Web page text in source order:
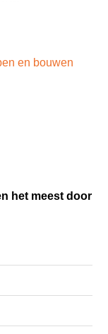
en bouwen
het meest door